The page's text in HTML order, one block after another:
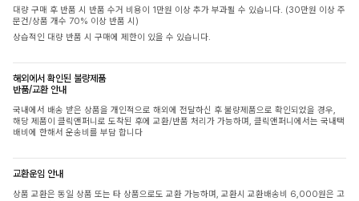
대량 구매 후 반품 시 반품 수거 비용이 1만원 이상 추가 부과될 수 있습니다. (30만원 이상 주
문건/상품 개수 70% 이상 반품 시)
상습적인 대량 반품 시 구매에 제한이 있을 수 있습니다.
해외에서 확인된 불량제품
반품/교환 안내
국내에서 배송 받은 상품을 개인적으로 해외에 전달하신 후 불량제품으로 확인되었을 경우,
해당 제품이 클릭앤퍼니로 도착된 후에 교환/반품 처리가 가능하며, 클릭앤퍼니에서는 국내택
배비에 한해서 운송비를 부담 합니다
교환운임 안내
상품 교환은 동일 상품 또는 타 상품으로도 교환 가능하며, 교환시 교환배송비 6,000원은 고